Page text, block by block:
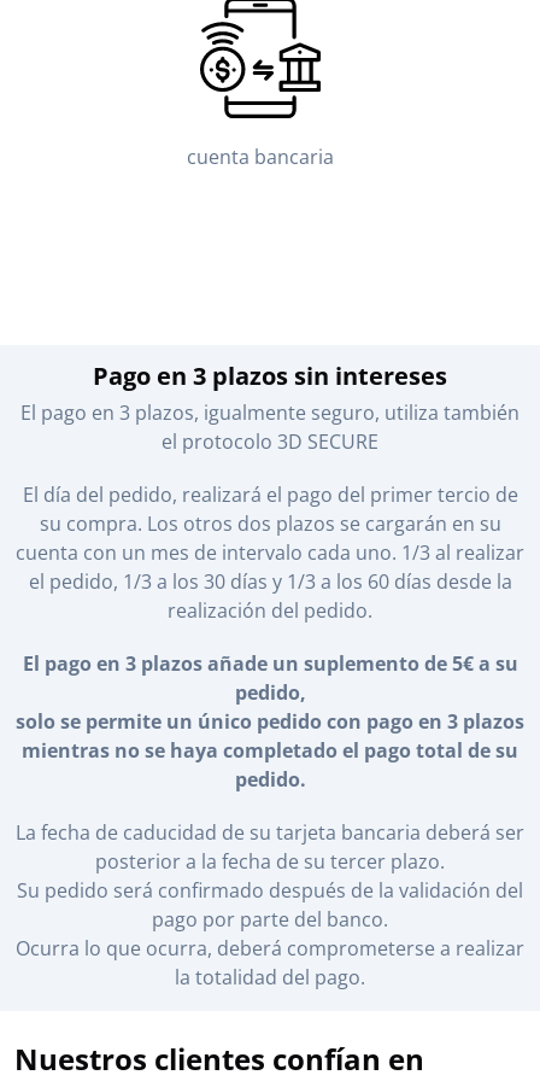
cuenta bancaria
Pago en 3 plazos sin intereses
El pago en 3 plazos, igualmente seguro, utiliza también
el protocolo 3D SECURE
El día del pedido, realizará el pago del primer tercio de
su compra. Los otros dos plazos se cargarán en su
cuenta con un mes de intervalo cada uno. 1/3 al realizar
el pedido, 1/3 a los 30 días y 1/3 a los 60 días desde la
realización del pedido.
El pago en 3 plazos añade un suplemento de 5€ a su
pedido,
solo se permite un único pedido con pago en 3 plazos
mientras no se haya completado el pago total de su
pedido.
La fecha de caducidad de su tarjeta bancaria deberá ser
posterior a la fecha de su tercer plazo.
Su pedido será confirmado después de la validación del
pago por parte del banco.
Ocurra lo que ocurra, deberá comprometerse a realizar
la totalidad del pago.
Nuestros clientes confían en